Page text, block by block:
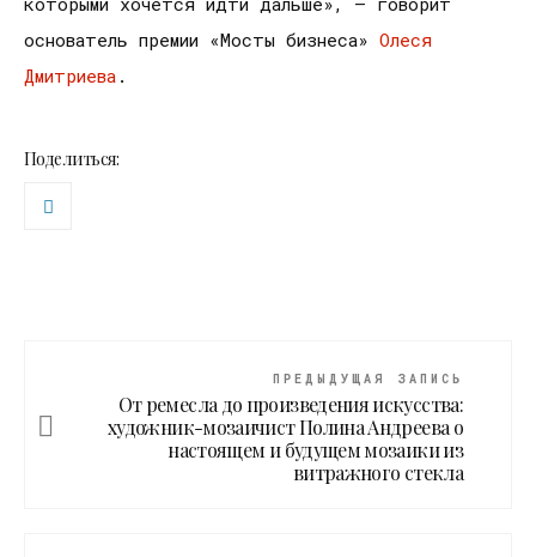
основатель премии «Мосты бизнеса» Олеся
Дмитриева .
Поделиться:
ПРЕДЫДУЩАЯ ЗАПИСЬ
От ремесла до произведения искусства:
художник-мозаичист Полина Андреева о
настоящем и будущем мозаики из
витражного стекла